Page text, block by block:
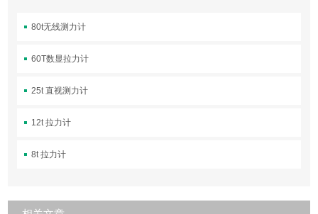
80t无线测力计
60T数显拉力计
25t 直视测力计
12t 拉力计
8t 拉力计